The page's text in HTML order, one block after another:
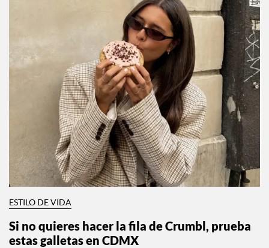
ESTILO DE VIDA
Si no quieres hacer la fila de Crumbl, prueba
estas galletas en CDMX